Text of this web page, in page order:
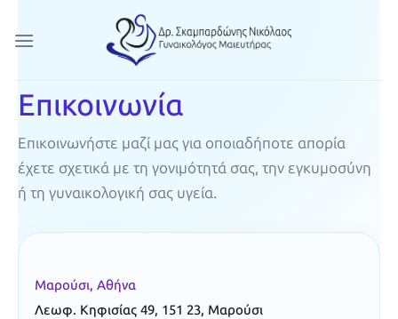
στο
Επικοινωνία
Επικοινωνήστε μαζί μας για οποιαδήποτε απορία
έχετε σχετικά με τη γονιμότητά σας, την εγκυμοσύνη
ή τη γυναικολογική σας υγεία.
Μαρούσι, Αθήνα
Λεωφ. Κηφισίας 49, 151 23, Μαρούσι